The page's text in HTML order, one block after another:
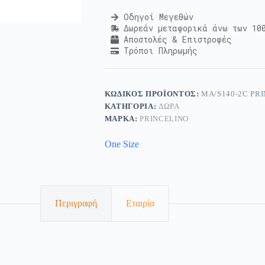
Οδηγοί Μεγεθών
Δωρεάν μεταφορικά άνω των
Αποστολές & Επιστροφές
Τρόποι Πληρωμής
ΚΩΔΙΚΌΣ ΠΡΟΪΌΝΤΟΣ:MA/S140-2C
ΚΑΤΗΓΟΡΊΑ: ΔΏΡΑ
ΜΆΡΚΑ:PRINCELINO
One Size
Περιγραφή Εταιρία